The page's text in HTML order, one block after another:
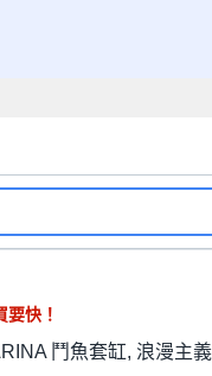
要快！
鬥魚套缸, 浪漫主